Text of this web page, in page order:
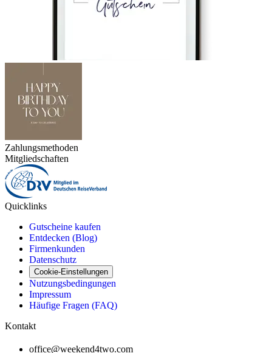
Zahlungsmethoden
Mitgliedschaften
Quicklinks
Gutscheine kaufen
Entdecken (Blog)
Firmenkunden
Datenschutz
Cookie-Einstellungen
Nutzungsbedingungen
Impressum
Häufige Fragen (FAQ)
Kontakt
office@weekend4two.com